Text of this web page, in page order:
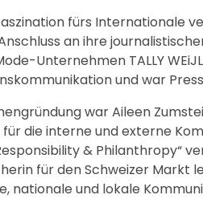
fürs Internationale
an ihre
Unternehmen TALLY
und war
war Aileen
die interne und externe
& Philanthropy“
für den Schweizer Markt
nationale und lokale